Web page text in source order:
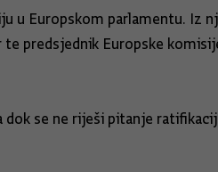
u Europskom parlamentu. Iz
predsjednik Europske
se ne riješi pitanje